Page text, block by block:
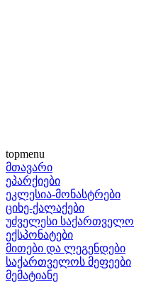
topmenu
მთავარი
ეპარქიები
ეკლესია-მონასტრები
ციხე-ქალაქები
უძველესი საქართველო
ექსპონატები
მითები და ლეგენდები
საქართველოს მეფეები
მემატიანე